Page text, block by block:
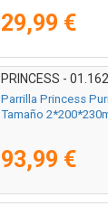
29,99 €
PRINCESS -
Parrilla Princess
Tamaño
93,99 €